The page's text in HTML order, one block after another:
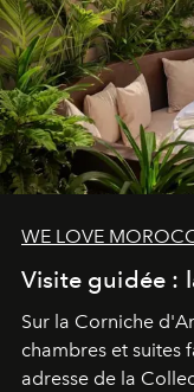
WE LOVE
Visite guidée :
Sur la Corniche
chambres et suites
adresse de la